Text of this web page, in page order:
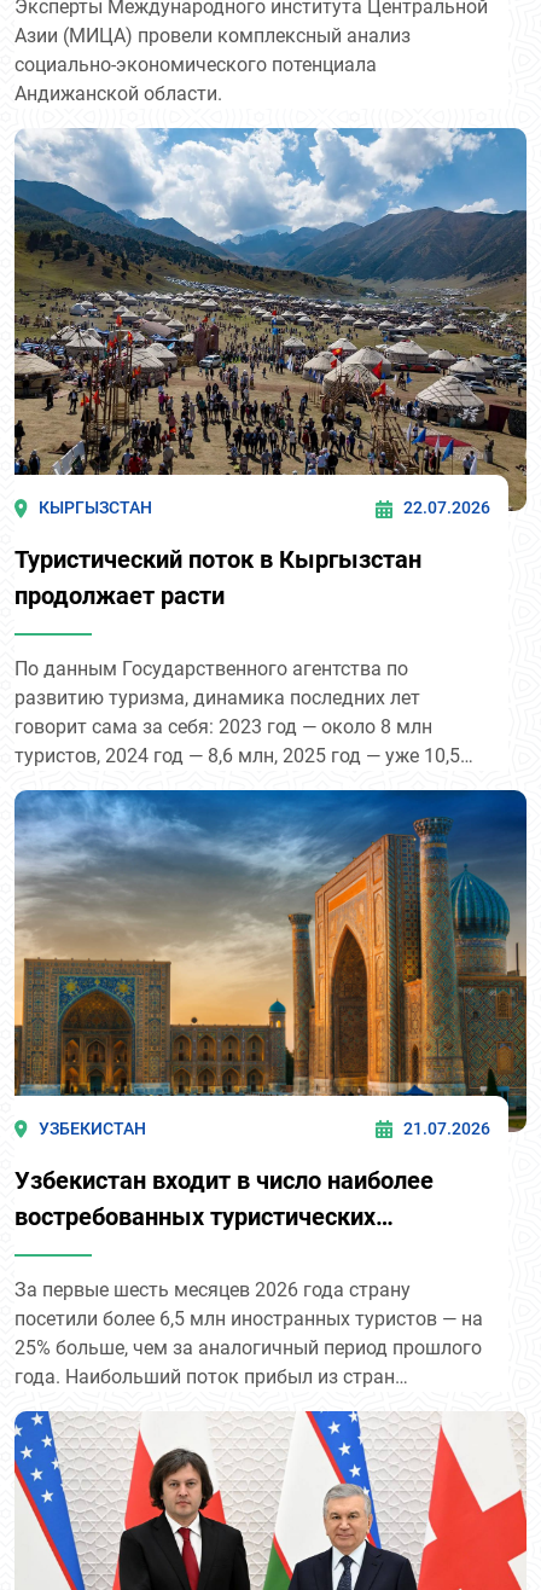
Эксперты Международного института Центральной
Азии (МИЦА) провели комплексный анализ
социально-экономического потенциала
Андижанской области.
КЫРГЫЗСТАН 22.07.2026
Туристический поток в Кыргызстан
продолжает расти
По данным Государственного агентства по
развитию туризма, динамика последних лет
говорит сама за себя: 2023 год — около 8 млн
туристов, 2024 год — 8,6 млн, 2025 год — уже 10,5
млн. По словам Президента Садыра Жапарова,
сегодня страну ежегодно посещают порядка 13 млн
человек — почти вдвое больше численности самого
населения, что даёт прямой вклад в рост ВВП на
уровне 4–5%.
УЗБЕКИСТАН 21.07.2026
Узбекистан входит в число наиболее
востребованных туристических
направлений в регионе.
За первые шесть месяцев 2026 года страну
посетили более 6,5 млн иностранных туристов — на
25% больше, чем за аналогичный период прошлого
года. Наибольший поток прибыл из стран
Центральной Азии: Кыргызстана (1,87 млн),
Казахстана (1,55 млн) и Таджикистана (1,47 млн).
Среди дальних стран лидируют Россия (585,5 тыс.),
Китай (223,5 тыс.) и Турция (95,5 тыс.). Устойчивый
рост турпотока отражает растущий интерес к
историческому и культурному наследию
Узбекистана на международной арене.